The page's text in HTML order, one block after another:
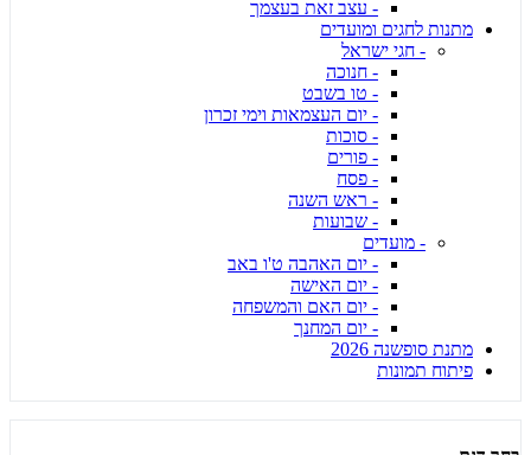
- עצב זאת בעצמך
מתנות לחגים ומועדים
- חגי ישראל
- חנוכה
- טו בשבט
- יום העצמאות וימי זכרון
- סוכות
- פורים
- פסח
- ראש השנה
- שבועות
- מועדים
- יום האהבה ט'ו באב
- יום האישה
- יום האם והמשפחה
- יום המחנך
מתנת סופשנה 2026
פיתוח תמונות